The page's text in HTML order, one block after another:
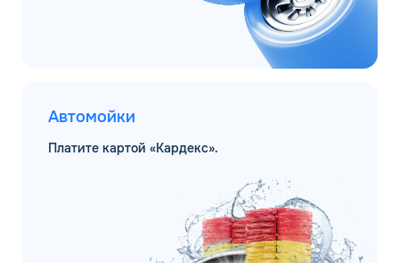
Автомойки
Платите картой «Кардекс».